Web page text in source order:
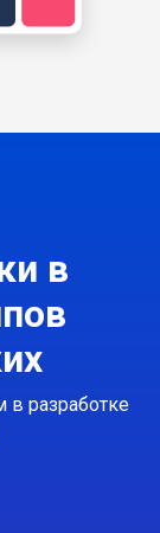
в
разработке